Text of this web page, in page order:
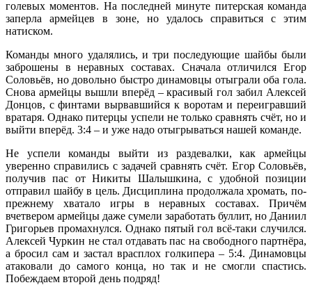
голевых моментов. На последней минуте питерская команда
заперла армейцев в зоне, но удалось справиться с этим
натиском.
Команды много удалялись, и три последующие шайбы были
заброшены в неравных составах. Сначала отличился Егор
Соловьёв, но довольно быстро динамовцы отыграли оба гола.
Снова армейцы вышли вперёд – красивый гол забил Алексей
Донцов, с финтами вырвавшийся к воротам и переигравший
вратаря. Однако питерцы успели не только сравнять счёт, но и
выйти вперёд. 3:4 – и уже надо отыгрываться нашей команде.
Не успели команды выйти из раздевалки, как армейцы
уверенно справились с задачей сравнять счёт. Егор Соловьёв,
получив пас от Никиты Шалышкина, с удобной позиции
отправил шайбу в цель. Дисциплина продолжала хромать, по-
прежнему хватало игры в неравных составах. Причём
вчетвером армейцы даже сумели заработать буллит, но Даниил
Григорьев промахнулся. Однако пятый гол всё-таки случился.
Алексей Чуркин не стал отдавать пас на свободного партнёра,
а бросил сам и застал врасплох голкипера – 5:4. Динамовцы
атаковали до самого конца, но так и не смогли спастись.
Побеждаем второй день подряд!